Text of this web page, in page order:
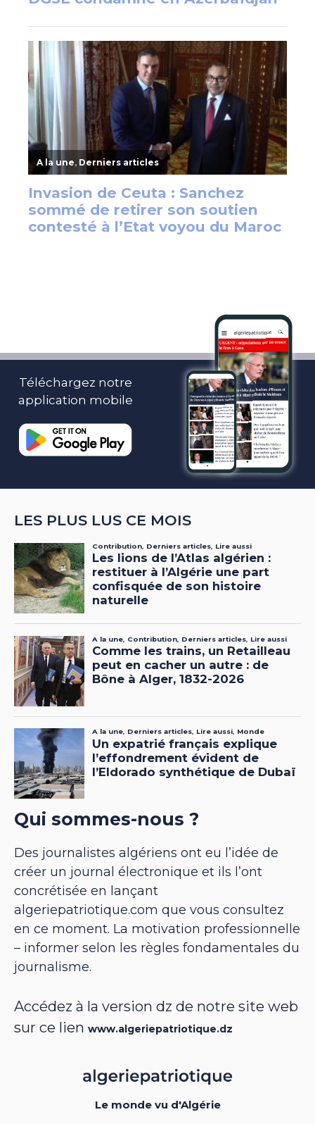
Téléchargez notre
application mobile
LES PLUS LUS CE MOIS
Qui sommes-nous ?
Des journalistes algériens ont eu l’idée de
créer un journal électronique et ils l’ont
concrétisée en lançant
algeriepatriotique.com que vous consultez
en ce moment. La motivation professionnelle
– informer selon les règles fondamentales du
journalisme.
Accédez à la version dz de notre site web
sur ce lien www.algeriepatriotique.dz
Le monde vu d'Algérie